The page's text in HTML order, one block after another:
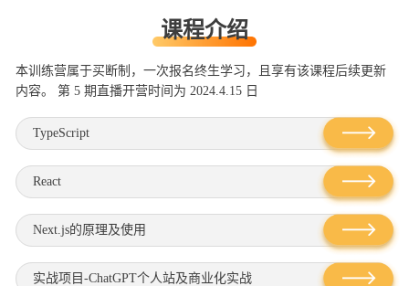
课程介绍
本训练营属于买断制，⼀次报名终⽣学习，且享有该课程后续更新
内容。 第 5 期直播开营时间为 2024.4.15 日
TypeScript
React
Next.js的原理及使用
实战项⽬-ChatGPT个⼈站及商业化实战